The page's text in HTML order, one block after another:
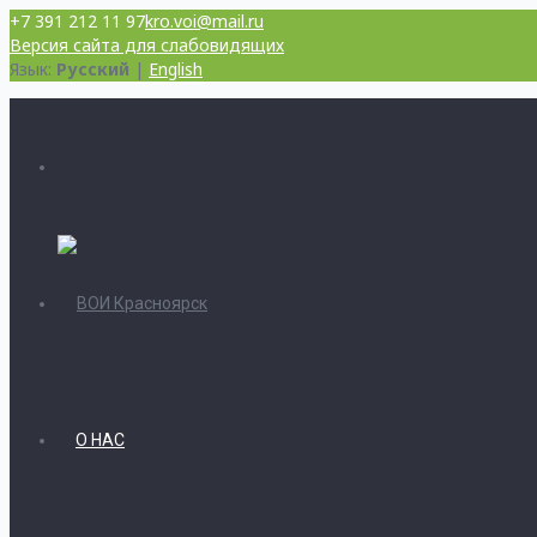
+7 391 212 11 97kro.voi@mail.ru
Версия сайта для слабовидящих
Язык: Русский | English
О НАС